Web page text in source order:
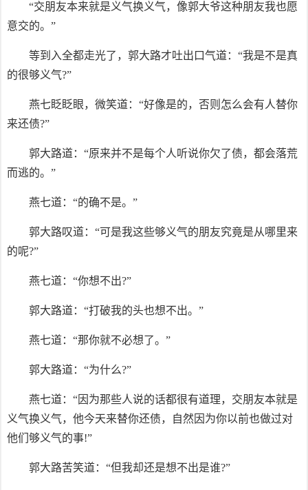
“交朋友本来就是义气换义气，像郭大爷这种朋友我也愿
意交的。”
等到入全都走光了，郭大路才吐出口气道：“我是不是真
的很够义气?”
燕七眨眨眼，微笑道：“好像是的，否则怎么会有人替你
来还债?”
郭大路道：“原来并不是每个人听说你欠了债，都会落荒
而逃的。”
燕七道：“的确不是。”
郭大路叹道：“可是我这些够义气的朋友究竟是从哪里来
的呢?”
燕七道：“你想不出?”
郭大路道：“打破我的头也想不出。”
燕七道：“那你就不必想了。”
郭大路道：“为什么?”
燕七道：“因为那些人说的话都很有道理，交朋友本就是
义气换义气，他今天来替你还债，自然因为你以前也做过对
他们够义气的事!”
郭大路苦笑道：“但我却还是想不出是谁?”